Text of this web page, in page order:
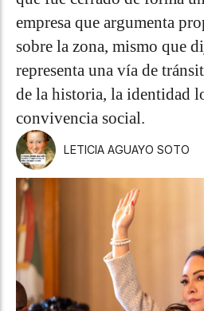
empresa que argumenta
sobre la zona, mismo que
representa una vía de
de la historia, la identidad
convivencia social.
LETICIA AGUAYO SOTO